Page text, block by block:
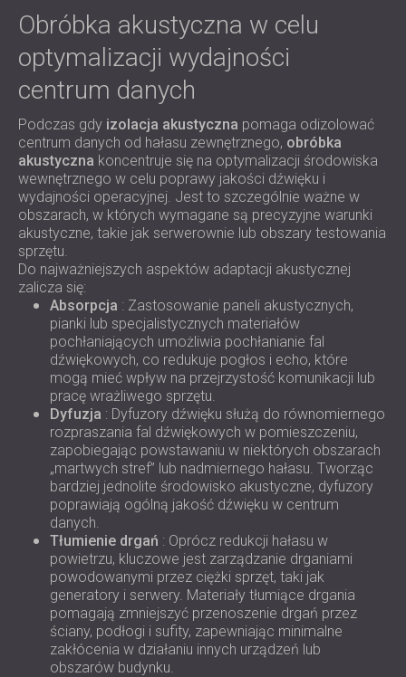
Obróbka akustyczna w celu
optymalizacji wydajności
centrum danych
Podczas gdy izolacja akustyczna pomaga odizolować
centrum danych od hałasu zewnętrznego, obróbka
akustyczna koncentruje się na optymalizacji środowiska
wewnętrznego w celu poprawy jakości dźwięku i
wydajności operacyjnej. Jest to szczególnie ważne w
obszarach, w których wymagane są precyzyjne warunki
akustyczne, takie jak serwerownie lub obszary testowania
sprzętu.
Do najważniejszych aspektów adaptacji akustycznej
zalicza się:
Absorpcja : Zastosowanie paneli akustycznych,
pianki lub specjalistycznych materiałów
pochłaniających umożliwia pochłanianie fal
dźwiękowych, co redukuje pogłos i echo, które
mogą mieć wpływ na przejrzystość komunikacji lub
pracę wrażliwego sprzętu.
Dyfuzja : Dyfuzory dźwięku służą do równomiernego
rozpraszania fal dźwiękowych w pomieszczeniu,
zapobiegając powstawaniu w niektórych obszarach
„martwych stref” lub nadmiernego hałasu. Tworząc
bardziej jednolite środowisko akustyczne, dyfuzory
poprawiają ogólną jakość dźwięku w centrum
danych.
Tłumienie drgań : Oprócz redukcji hałasu w
powietrzu, kluczowe jest zarządzanie drganiami
powodowanymi przez ciężki sprzęt, taki jak
generatory i serwery. Materiały tłumiące drgania
pomagają zmniejszyć przenoszenie drgań przez
ściany, podłogi i sufity, zapewniając minimalne
zakłócenia w działaniu innych urządzeń lub
obszarów budynku.